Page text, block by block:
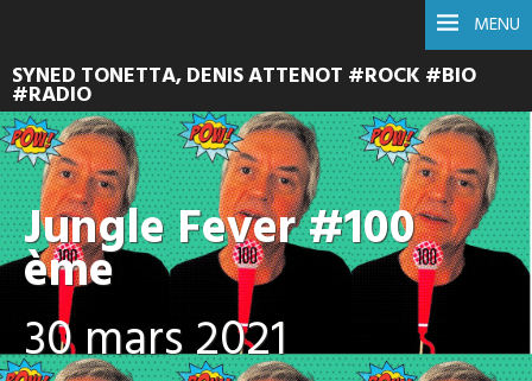
MENU
SYNED TONETTA, DENIS ATTENOT #ROCK #BIO
#RADIO
Jungle Fever #100
ème
30 mars 2021